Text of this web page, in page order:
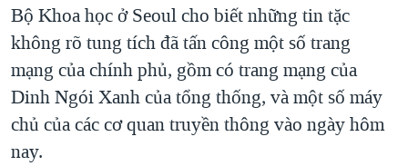
THƯỢNG ĐỈNH TRUMP-KIM TẠI VIỆT NAM
TRỊNH VĨNH BÌNH VS. CHÍNH PHỦ VIỆT NAM
NGƯ DÂN VIỆT VÀ LÀN SÓNG TRỘM HẢI SÂM
BÊN KIA QUỐC LỘ: TIẾNG VỌNG TỪ NÔNG THÔN MỸ
QUAN HỆ VIỆT MỸ
Bộ Khoa học ở Seoul cho biết những tin tặc
không rõ tung tích đã tấn công một số trang
mạng của chính phủ, gồm có trang mạng của
Dinh Ngói Xanh của tổng thống, và một số máy
chủ của các cơ quan truyền thông vào ngày hôm
nay.